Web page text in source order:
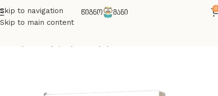
Skip to navigation
Skip to main content
0